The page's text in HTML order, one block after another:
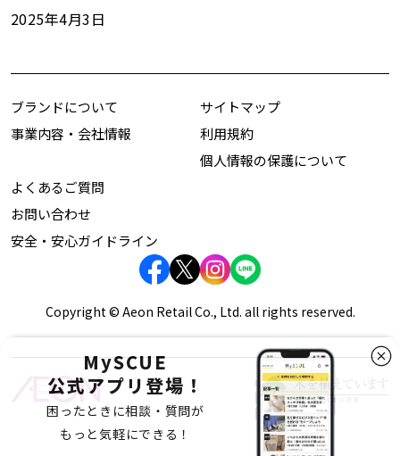
2025年4月3日
MySCUE
公式アプリ登場！
困ったときに相談・質問が
もっと気軽にできる！
ブランドについて
事業内容・会社情報
サイトマップ
利用規約
個人情報の保護について
よくあるご質問
お問い合わせ
安全・安心ガイドライン
Copyright © Aeon Retail Co., Ltd. all rights reserved.